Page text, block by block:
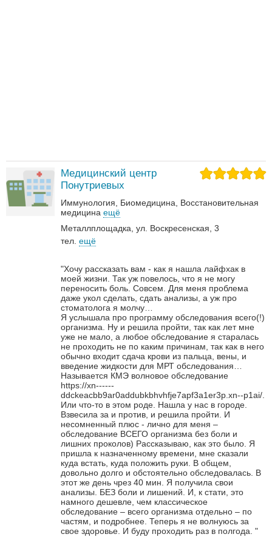
Медицинский центр
Понутриевых
Иммунология Биомедицина Восстановительная
медицина ещё
Металлплощадка, ул. Воскресенская, 3
тел. ещё
"Хочу рассказать вам - как я нашла лайфхак в
моей жизни. Так уж повелось, что я не могу
переносить боль. Совсем. Для меня проблема
даже укол сделать, сдать анализы, а уж про
стоматолога я молчу…
Я услышала про программу обследования всего(!)
организма. Ну и решила пройти, так как лет мне
уже не мало, а любое обследование я старалась
не проходить не по каким причинам, так как в него
обычно входит сдача крови из пальца, вены, и
введение жидкости для МРТ обследования…
Называется КМЭ волновое обследование
https://xn------
ddckeacbb9ar0addubkbhvhfje7apf3a1er3p.xn--p1ai/.
Или что-то в этом роде. Нашла у нас в городе.
Взвесила за и против, и решила пройти. И
несомненный плюс - лично для меня –
обследование ВСЕГО организма без боли и
лишних проколов) Рассказываю, как это было. Я
пришла к назначенному времени, мне сказали
куда встать, куда положить руки. В общем,
довольно долго и обстоятельно обследовалась. В
этот же день чрез 40 мин. Я получила свои
анализы. БЕЗ боли и лишений. И, к стати, это
намного дешевле, чем классическое
обследование – всего организма отдельно – по
частям, и подробнее. Теперь я не волнуюсь за
свое здоровье. И буду проходить раз в полгода. "